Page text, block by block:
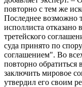
повторно с тем же
Последнее возможно
исполлиста отказано
третейского
суда принято по
соглашением". Во
повторно обратиться
заключить мировое
утвердил его своим